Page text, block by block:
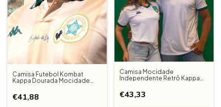
Camisa Futebol Kombat
Kappa Dourada Mocidade
€41,88
Camisa Mocidade
Independente Retrô Kappa
€43,33